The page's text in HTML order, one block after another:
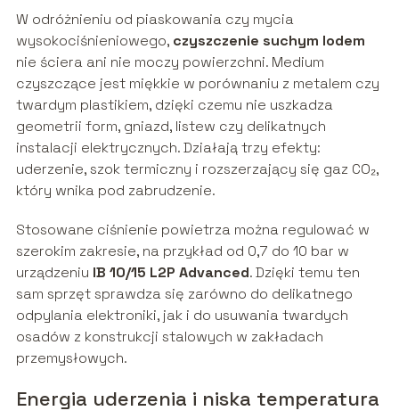
W odróżnieniu od piaskowania czy mycia
wysokociśnieniowego, czyszczenie suchym lodem
nie ściera ani nie moczy powierzchni. Medium
czyszczące jest miękkie w porównaniu z metalem czy
twardym plastikiem, dzięki czemu nie uszkadza
geometrii form, gniazd, listew czy delikatnych
instalacji elektrycznych. Działają trzy efekty:
uderzenie, szok termiczny i rozszerzający się gaz CO₂,
który wnika pod zabrudzenie.
Stosowane ciśnienie powietrza można regulować w
szerokim zakresie, na przykład od 0,7 do 10 bar w
urządzeniu IB 10/15 L2P Advanced. Dzięki temu ten
sam sprzęt sprawdza się zarówno do delikatnego
odpylania elektroniki, jak i do usuwania twardych
osadów z konstrukcji stalowych w zakładach
przemysłowych.
Energia uderzenia i niska temperatura